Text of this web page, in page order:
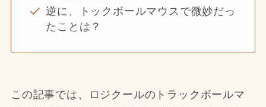
逆に、トックボールマウスで微妙だっ
たことは？
この記事では、ロジクールのトラックボールマ